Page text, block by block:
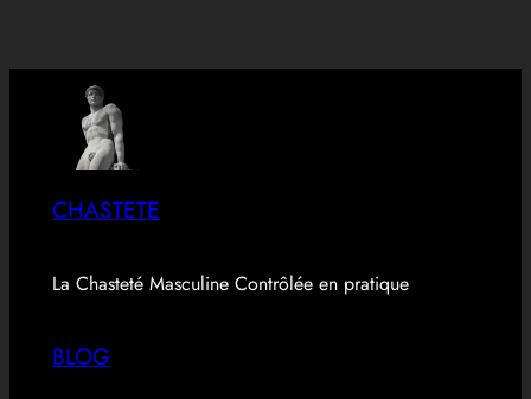
CHASTETE
La Chasteté Masculine Contrôlée en pratique
BLOG